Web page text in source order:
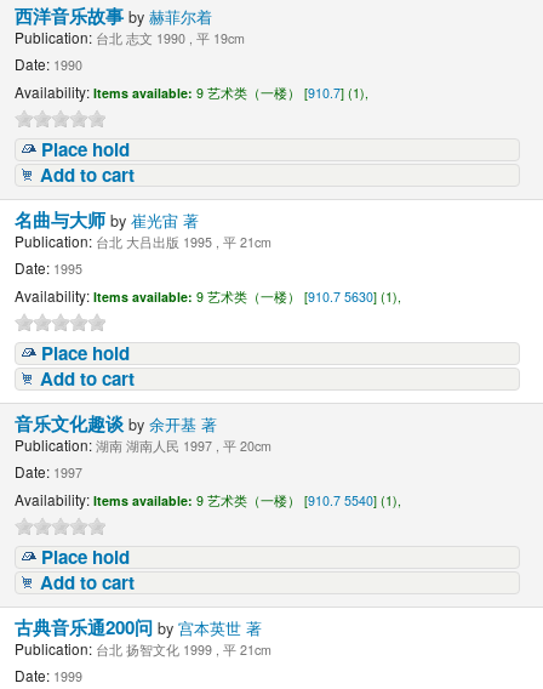
西洋音乐故事by赫菲尔着
Publication: 台北 志文 1990 , 平 19cm
Date: 1990
Availability: Items available: 9 艺术类（一楼） [910.7] (1),
Place hold
Add to cart
名曲与大师by崔光宙 著
Publication: 台北 大吕出版 1995 , 平 21cm
Date: 1995
Availability: Items available: 9 艺术类（一楼） [910.7 5630] (1),
Place hold
Add to cart
音乐文化趣谈by余开基 著
Publication: 湖南 湖南人民 1997 , 平 20cm
Date: 1997
Availability: Items available: 9 艺术类（一楼） [910.7 5540] (1),
Place hold
Add to cart
古典音乐通200问by宫本英世 著
Publication: 台北 扬智文化 1999 , 平 21cm
Date: 1999